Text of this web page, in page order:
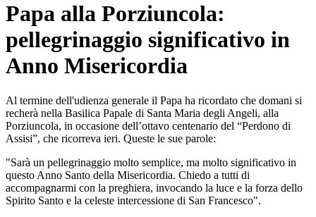
Papa alla Porziuncola:
pellegrinaggio significativo in
Anno Misericordia
Al termine dell'udienza generale il Papa ha ricordato che domani si
recherà nella Basilica Papale di Santa Maria degli Angeli, alla
Porziuncola, in occasione dell’ottavo centenario del “Perdono di
Assisi”, che ricorreva ieri. Queste le sue parole:
"Sarà un pellegrinaggio molto semplice, ma molto significativo in
questo Anno Santo della Misericordia. Chiedo a tutti di
accompagnarmi con la preghiera, invocando la luce e la forza dello
Spirito Santo e la celeste intercessione di San Francesco".